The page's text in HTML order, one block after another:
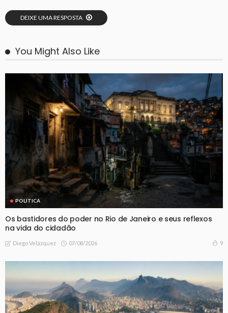
DEIXE UMA RESPOSTA
You Might Also Like
POLITICA
Os bastidores do poder no Rio de Janeiro e seus reflexos
na vida do cidadão
Diego Velázquez 07/08/2026 9